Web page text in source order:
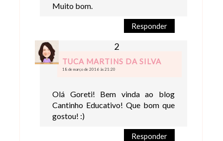
Muito bom.
Responder
TUCA MARTINS DA SILVA
18 de março de 2016 às 21:20
Olá Goreti! Bem vinda ao blog
Cantinho Educativo! Que bom que
gostou! :)
Responder